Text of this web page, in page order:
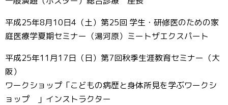
平成25年8月10日4（土）第25回 学生・研修医のための家
庭医療学夏期セミナー（湯河原）ミートザエクスパート
平成25年11月17日（日）第7回秋季生涯教育セミナー（大
阪）
ワークショップ「こどもの病歴と身体所見を学ぶワークシ
ョップ 」インストラクター